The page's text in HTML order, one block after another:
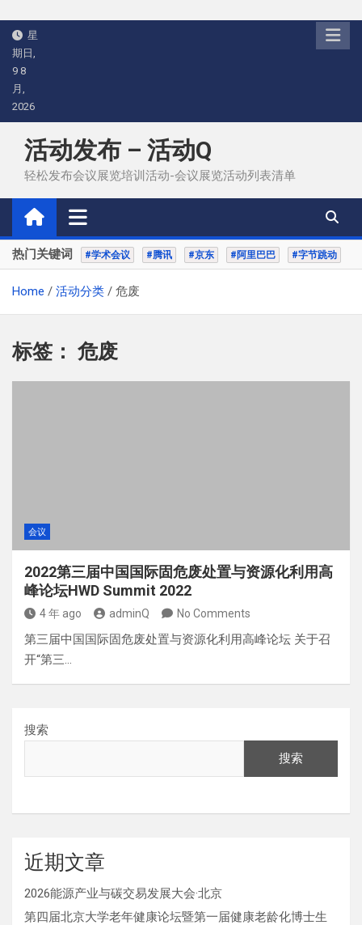
Skip
content
星
期日,
9 8
月,
2026
活动发布 – 活动Q
轻松发布会议展览培训活动-会议展览活动列表清单
热门关键词 #学术会议 #腾讯 #京东 #阿里巴巴 #字节跳动
Home 活动分类 危废
标签： 危废
会议
2022第三届中国国际固危废处置与资源化利用高
峰论坛HWD Summit 2022
4 年 ago adminQ No Comments
第三届中国国际固危废处置与资源化利用高峰论坛 关于召
开“第三…
搜索
搜索
近期文章
2026能源产业与碳交易发展大会·北京
第四届北京大学老年健康论坛暨第一届健康老龄化博士生